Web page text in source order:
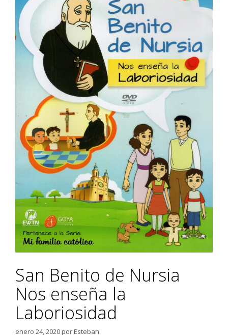
San Benito de Nursia
Nos enseña la
Laboriosidad
enero 24, 2020porEsteban